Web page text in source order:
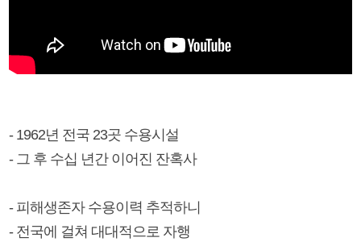
- 1962년 전국 23곳 수용시설
- 그 후 수십 년간 이어진 잔혹사
- 피해생존자 수용이력 추적하니
- 전국에 걸쳐 대대적으로 자행